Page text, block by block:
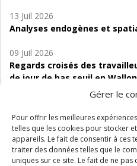
Gérer le
Pour offrir les meilleures
telles que les cookies pour stocker
appareils. Le fait de consentir à ces
traiter des données telles que le
uniques sur ce site. Le fait de ne
13 Juil 2026
Analyses endogènes et
09 Juil 2026
Regards croisés des
de jour de bas seuil en
06 Juil 2026
Étude d’évaluabilité des
d’accompagnement à